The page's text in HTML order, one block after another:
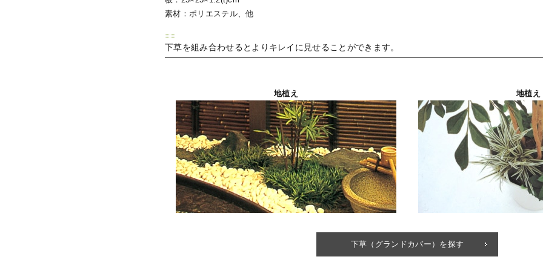
素材：ポリエステル、他
下草を組み合わせるとよりキレイに見せることができます。
地植え 地植え
下草（グランドカバー）を探す